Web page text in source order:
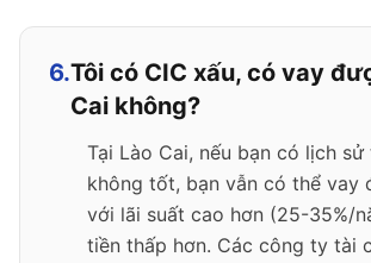
6.Tôi có CIC xấu, có vay
Cai không?
Tại Lào Cai, nếu bạn có lịch sử
không tốt, bạn vẫn có thể vay
với lãi suất cao hơn (25-35%/
tiền thấp hơn. Các công ty tài